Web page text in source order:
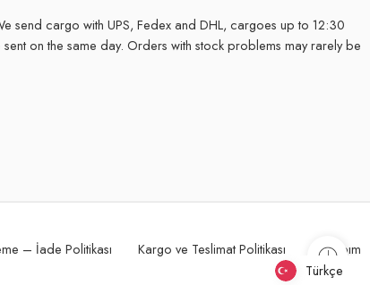
send cargo with UPS, Fedex and DHL, cargoes up to 12:30
on the same day. Orders with stock problems may rarely be
– İade Politikası Kargo ve Teslimat Politikası
Hesabım
Türkçe
Türkçe